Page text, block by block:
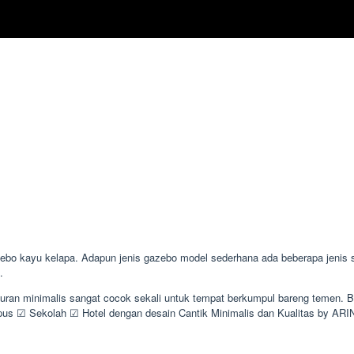
kayu kelapa. Adapun jenis gazebo model sederhana ada beberapa
minimalis sangat cocok sekali untuk tempat berkumpul bareng
Sekolah ☑ Hotel dengan desain Cantik Minimalis dan Kualitas by